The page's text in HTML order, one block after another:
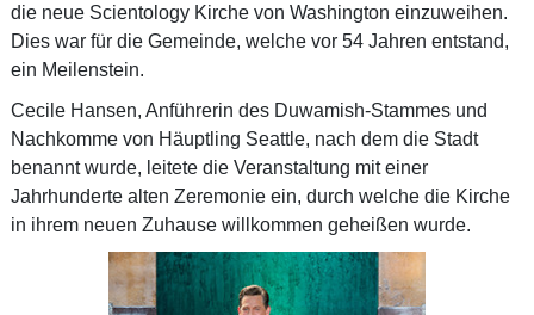
die neue Scientology Kirche von Washington einzuweihen.
Dies war für die Gemeinde, welche vor 54 Jahren entstand,
ein Meilenstein.
Cecile Hansen, Anführerin des Duwamish-Stammes und
Nachkomme von Häuptling Seattle, nach dem die Stadt
benannt wurde, leitete die Veranstaltung mit einer
Jahrhunderte alten Zeremonie ein, durch welche die Kirche
in ihrem neuen Zuhause willkommen geheißen wurde.